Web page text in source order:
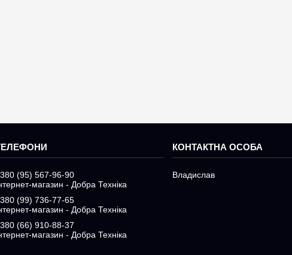
(95) 567-96-90
магазин - Добра Техніка
(99) 736-77-65
магазин - Добра Техніка
(66) 910-88-37
магазин - Добра Техніка
Владислав